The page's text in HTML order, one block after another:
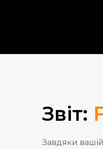
Звіт:
Завдяки